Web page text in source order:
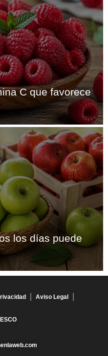
C que favorece
los días puede
Aviso Legal